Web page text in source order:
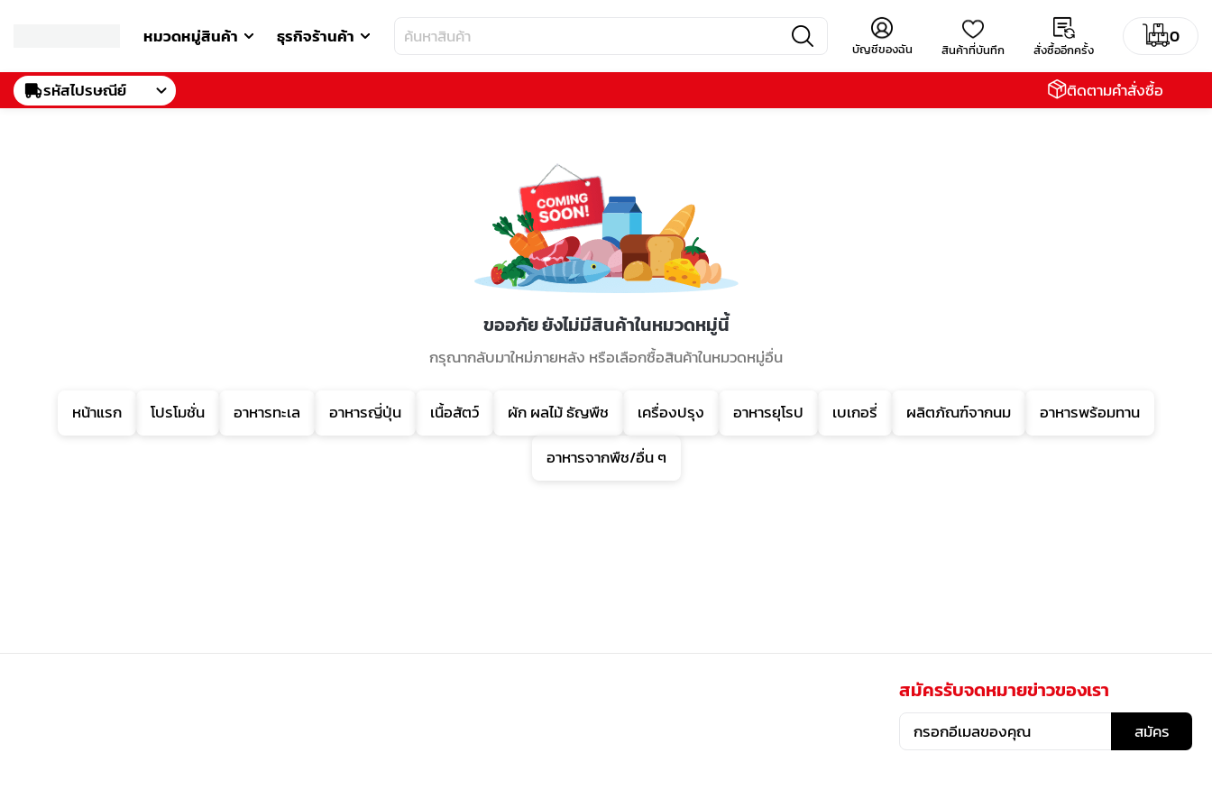
หมวดหมู่สินค้า ธุรกิจร้านค้า
บัญชีของฉัน สินค้าที่บันทึก สั่งซื้ออีกครั้ง
0
รหัสไปรษณีย์ ติดตามคำสั่งซื้อ
ขออภัย ยังไม่มีสินค้าในหมวดหมู่นี้
กรุณากลับมาใหม่ภายหลัง หรือเลือกซื้อสินค้าในหมวดหมู่อื่น
หน้าแรก โปรโมชั่น อาหารทะเล อาหารญี่ปุ่น เนื้อสัตว์ ผัก ผลไม้ ธัญพืช เครื่องปรุง อาหารยุโรป เบเกอรี่ ผลิตภัณฑ์จากนม
อาหารพร้อมทาน
อาหารจากพืช/อื่น ๆ
สมัครรับจดหมายข่าวของเรา
สมัคร